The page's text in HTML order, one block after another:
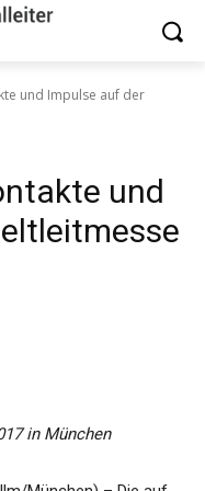
und Impulse auf der
und
in München